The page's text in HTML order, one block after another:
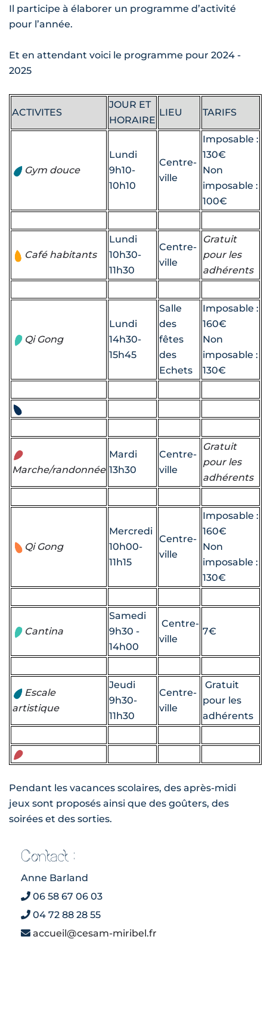
Il participe à élaborer un programme d’activité
pour l’année.
Et en attendant voici le programme pour 2024 -
2025
ACTIVITES
JOUR ET
HORAIRE
LIEU TARIFS
Gym douce
Lundi
9h10-
10h10
Centre-
ville
Imposable :
130€
Non
imposable :
100€
Café habitants
Lundi
10h30-
11h30
Centre-
ville
Gratuit
pour les
adhérents
Qi Gong
Lundi
14h30-
15h45
Salle
des
fêtes
des
Echets
Imposable :
160€
Non
imposable :
130€
Marche/randonnée
Mardi
13h30
Centre-
ville
Gratuit
pour les
adhérents
Qi Gong
Mercredi
10h00-
11h15
Centre-
ville
Imposable :
160€
Non
imposable :
130€
Cantina
Samedi
9h30 -
14h00
Centre-
ville
7€
Escale
artistique
Jeudi
9h30-
11h30
Centre-
ville
Gratuit
pour les
adhérents
Pendant les vacances scolaires, des après-midi
jeux sont proposés ainsi que des goûters, des
soirées et des sorties.
Contact :
Anne Barland
06 58 67 06 03
04 72 88 28 55
accueil@cesam-miribel.fr